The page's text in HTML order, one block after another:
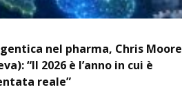
nel pharma, Chris Moore
“Il 2026 è l’anno in cui è
reale”